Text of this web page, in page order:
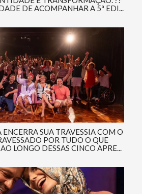
DE ACOMPANHAR A 5ª EDI...
SUA TRAVESSIA COM O
POR TUDO O QUE
LONGO DESSAS CINCO APRE...